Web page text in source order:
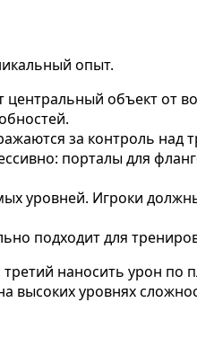
опыт.
объект от
за контроль над
порталы для
уровней. Игроки
подходит для
наносить урон по
высоких уровнях